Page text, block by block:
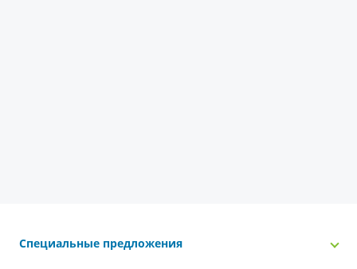
Специальные предложения